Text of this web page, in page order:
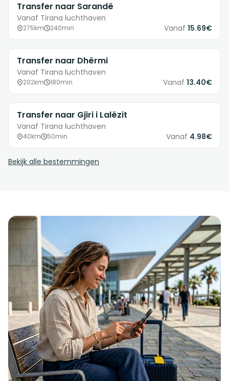
Transfer naar Sarandë
Vanaf Tirana luchthaven
275km 240min Vanaf 15.69€
Transfer naar Dhërmi
Vanaf Tirana luchthaven
202km 180min Vanaf 13.40€
Transfer naar Gjiri i Lalëzit
Vanaf Tirana luchthaven
40km 50min Vanaf 4.98€
Bekijk alle bestemmingen